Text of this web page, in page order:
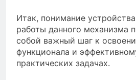
Итак, понимание
работы данного механизма
собой важный шаг к
функционала и
практических задачах.